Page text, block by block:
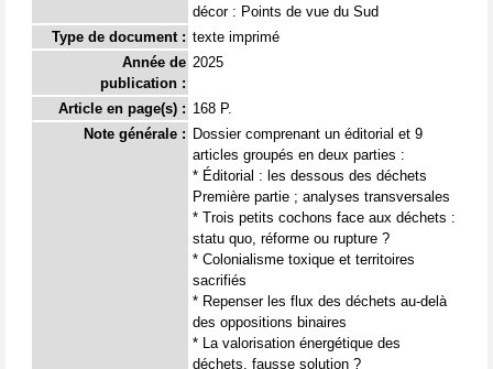
décor : Points de vue du Sud
Type de document : texte imprimé
Année de
publication :
2025
Article en page(s) : 168 P.
Note générale : Dossier comprenant un éditorial et 9
articles groupés en deux parties :
* Éditorial : les dessous des déchets
Première partie ; analyses transversales
* Trois petits cochons face aux déchets :
statu quo, réforme ou rupture ?
* Colonialisme toxique et territoires
sacrifiés
* Repenser les flux des déchets au-delà
des oppositions binaires
* La valorisation énergétique des
déchets, fausse solution ?